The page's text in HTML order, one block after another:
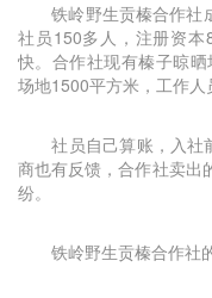
铁岭野生贡榛合作社
社员150多人，注册资
快。合作社现有榛子晾
场地1500平方米，工作人
社员自己算账，入社
商也有反馈，合作社卖出
纷。
铁岭野生贡榛合作社的